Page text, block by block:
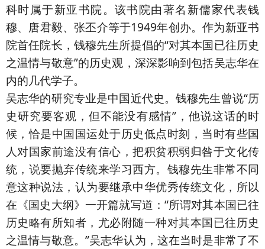
科时属于新亚书院。该书院由著名新儒家代表钱
穆、唐君毅、张丕介等于1949年创办。作为新亚书
院首任院长，钱穆先生所提倡的“对其本国已往历史
之温情与敬意”的历史观，深深影响到包括吴志华在
内的几代学子。
吴志华的研究专业是中国近代史。钱穆先生曾说“历
史研究要客观，但不能没有感情”，他说这话的时
候，恰是中国国运处于历史低点时刻，当时有些国
人对国家前途没有信心，把积贫积弱归咎于文化传
统，说要抛弃传统来学习西方。钱穆先生非常不同
意这种说法，认为要继承中华优秀传统文化，所以
在《国史大纲》一开篇就写道：“所谓对其本国已往
历史略有所知者，尤必附随一种对其本国已往历史
之温情与敬意。”吴志华认为，这在当时是非常了不